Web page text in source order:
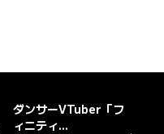
ダンサーVTuber「フ
ィニティ...